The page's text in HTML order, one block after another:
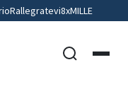
Rallegratevi8xMILLE